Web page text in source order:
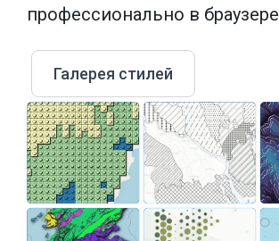
профессионально в
Галерея стилей